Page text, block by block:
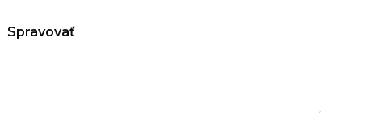
Spravovať